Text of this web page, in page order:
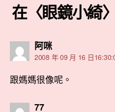
在〈眼鏡小綺
阿咪表
示:
2008 年 09 月 16 日
跟媽媽很像呢。
77表